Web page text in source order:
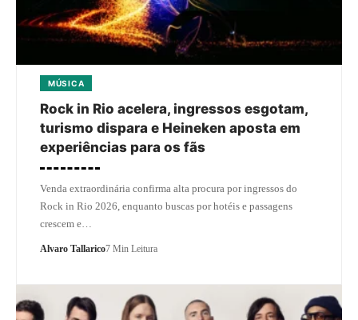
MÚSICA
Rock in Rio acelera, ingressos esgotam,
turismo dispara e Heineken aposta em
experiências para os fãs
Venda extraordinária confirma alta procura por ingressos do
Rock in Rio 2026, enquanto buscas por hotéis e passagens
crescem e…
Alvaro Tallarico7 Min Leitura